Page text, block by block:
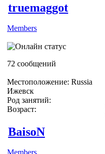
truemaggot
Members
72 сообщений
Местоположение: Russia
Ижевск
Род занятий:
Возраст:
BaisoN
Members